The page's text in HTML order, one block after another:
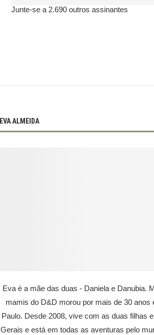
Junte-se a 2.690 outros assinantes
EVA ALMEIDA
Eva é a mãe das duas - Daniela e Danubia.
mamis do D&D morou por mais de 30 anos
Paulo. Desde 2008, vive com as duas filhas
Gerais e está em todas as aventuras pelo